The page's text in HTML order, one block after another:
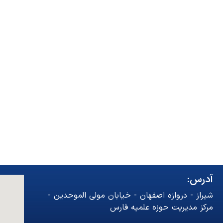
آدرس:
شیراز - دروازه اصفهان - خیابان مولی الموحدین -
مرکز مدیریت حوزه علمیه فارس